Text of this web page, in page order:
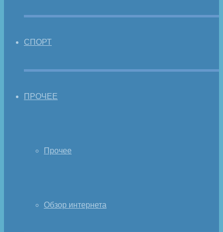
СПОРТ
ПРОЧЕЕ
Прочее
Обзор интернета